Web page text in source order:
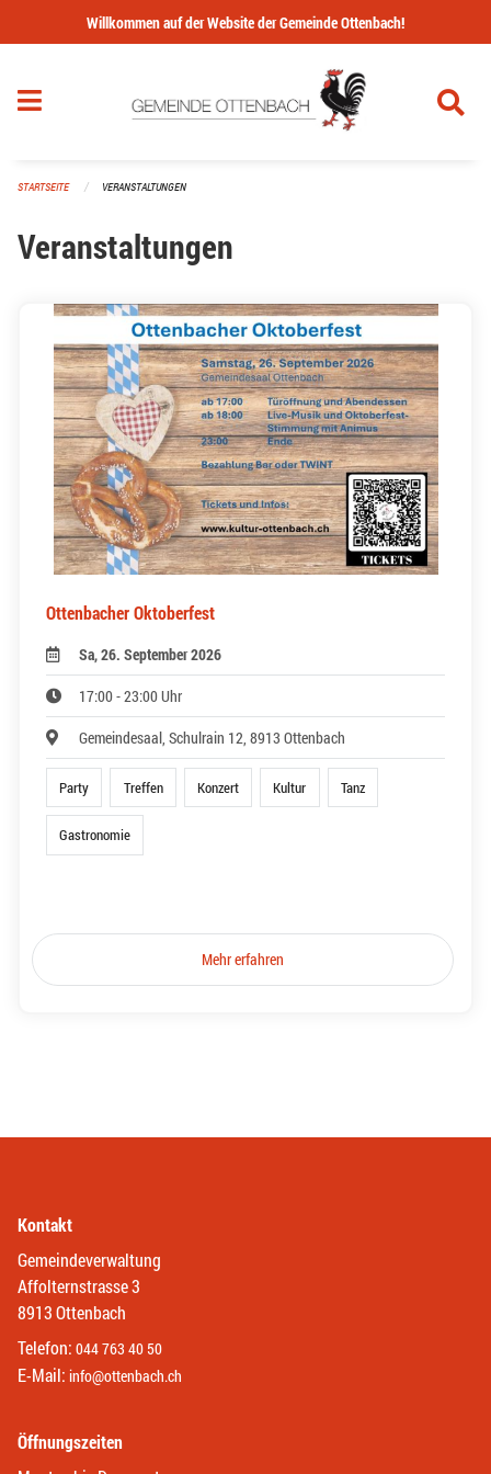
Navigation überspringen
Willkommen auf der Website der Gemeinde Ottenbach!
STARTSEITE VERANSTALTUNGEN
Veranstaltungen
Ottenbacher Oktoberfest
Sa, 26. September 2026
17:00 - 23:00 Uhr
Gemeindesaal, Schulrain 12, 8913 Ottenbach
Party Treffen Konzert Kultur Tanz
Gastronomie
Mehr erfahren
Kontakt
Gemeindeverwaltung
Affolternstrasse 3
8913 Ottenbach
Telefon: 044 763 40 50
E-Mail: info@ottenbach.ch
Öffnungszeiten